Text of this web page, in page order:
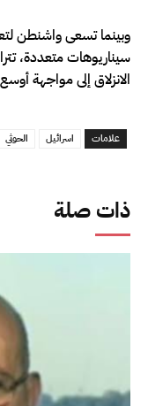
ذات صلة
وبينما تسعى واشنطن
سيناريوهات متعددة،
الانزلاق إلى مواجهة
علامات اسرائيل الحوثي